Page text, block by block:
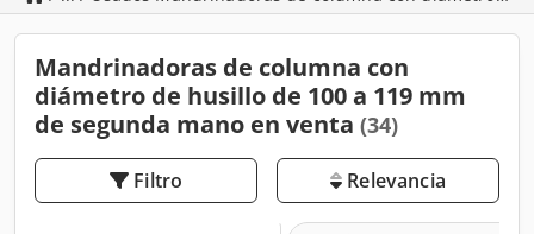
Mandrinadoras de columna con
diámetro de husillo de 100 a 119 mm
de segunda mano en venta (34)
Filtro Relevancia